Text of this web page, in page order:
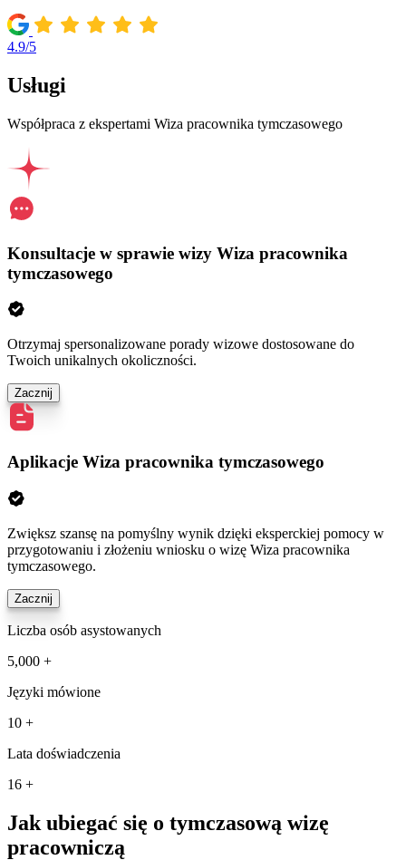
4.9/5
Usługi
Współpraca z ekspertami Wiza pracownika tymczasowego
Konsultacje w sprawie wizy Wiza pracownika
tymczasowego
Otrzymaj spersonalizowane porady wizowe dostosowane do
Twoich unikalnych okoliczności.
Zacznij
Aplikacje Wiza pracownika tymczasowego
Zwiększ szansę na pomyślny wynik dzięki eksperckiej pomocy w
przygotowaniu i złożeniu wniosku o wizę Wiza pracownika
tymczasowego.
Zacznij
Liczba osób asystowanych
5,000 +
Języki mówione
10 +
Lata doświadczenia
16 +
Jak ubiegać się o tymczasową wizę
pracowniczą